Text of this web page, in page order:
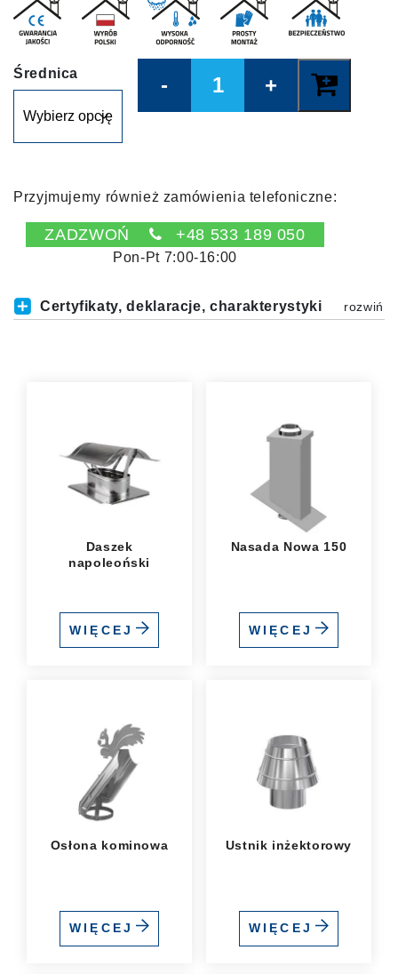
Średnica
Przyjmujemy również zamówienia telefoniczne:
ZADZWOŃ +48 533 189 050
Pon-Pt 7:00-16:00
Certyfikaty, deklaracje, charakterystyki
Daszek
napoleoński
WIĘCEJ
Nasada Nowa 150
WIĘCEJ
Osłona kominowa
WIĘCEJ
Ustnik inżektorowy
WIĘCEJ